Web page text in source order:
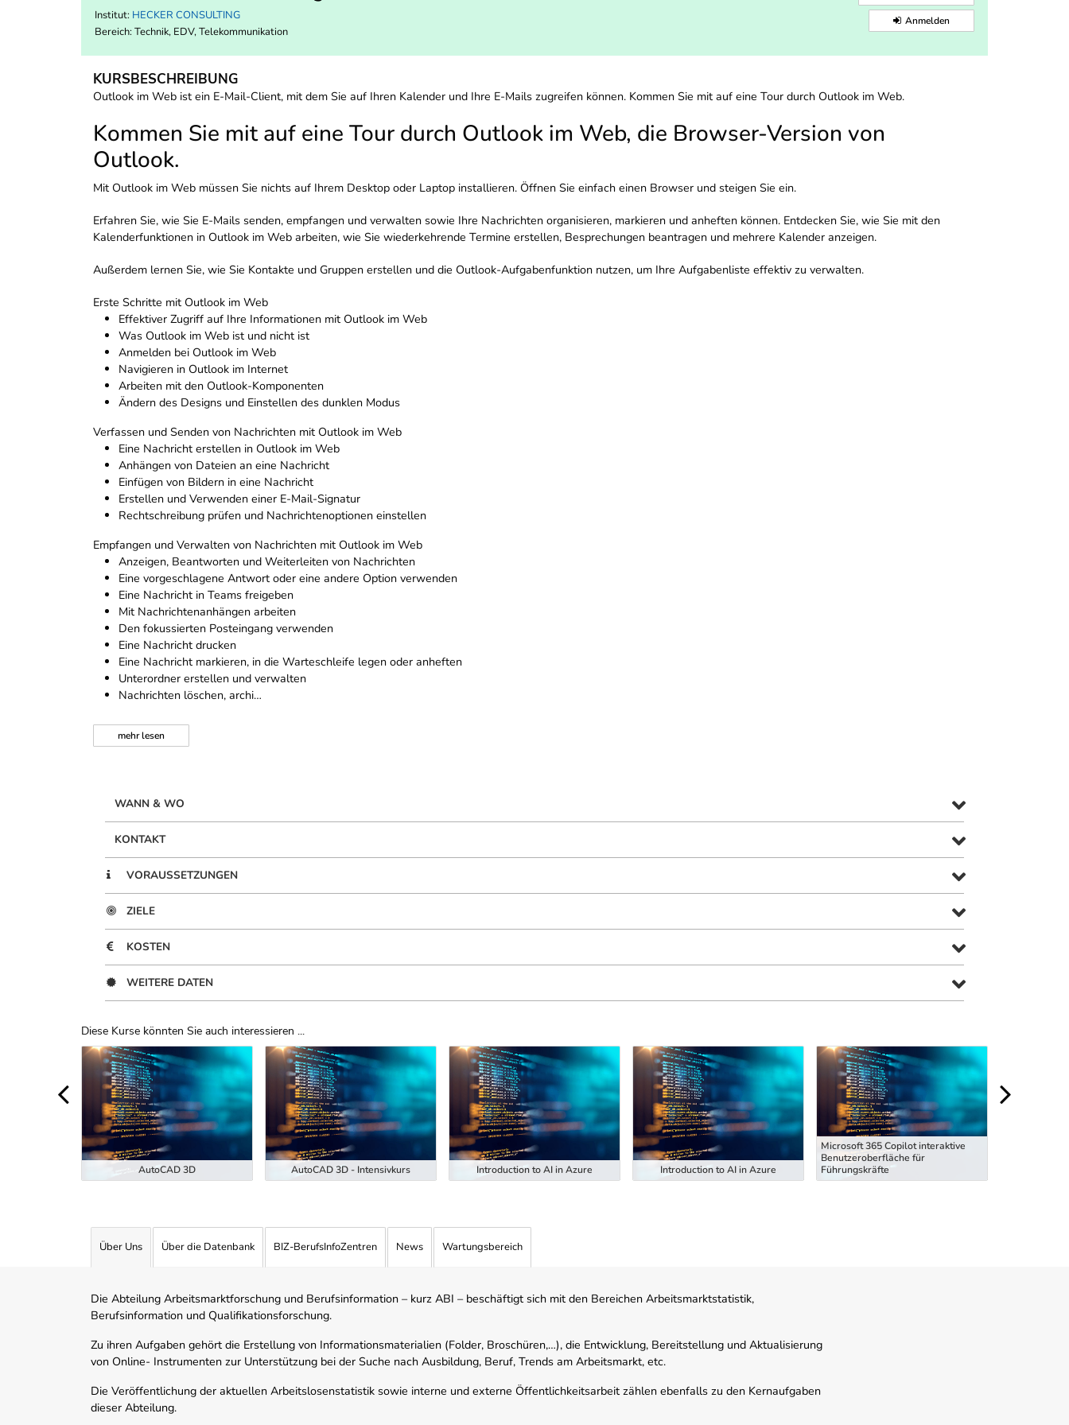
Institut: HECKER CONSULTING
Bereich: Technik, EDV, Telekommunikation
Anmelden
KURSBESCHREIBUNG
Outlook im Web ist ein E-Mail-Client, mit dem Sie auf Ihren Kalender und Ihre E-Mails zugreifen können. Kommen Sie mit auf eine Tour durch Outlook im Web.
Kommen Sie mit auf eine Tour durch Outlook im Web, die Browser-Version von
Outlook.
Mit Outlook im Web müssen Sie nichts auf Ihrem Desktop oder Laptop installieren. Öffnen Sie einfach einen Browser und steigen Sie ein.
Erfahren Sie, wie Sie E-Mails senden, empfangen und verwalten sowie Ihre Nachrichten organisieren, markieren und anheften können. Entdecken Sie, wie Sie mit den
Kalenderfunktionen in Outlook im Web arbeiten, wie Sie wiederkehrende Termine erstellen, Besprechungen beantragen und mehrere Kalender anzeigen.
Außerdem lernen Sie, wie Sie Kontakte und Gruppen erstellen und die Outlook-Aufgabenfunktion nutzen, um Ihre Aufgabenliste effektiv zu verwalten.
Erste Schritte mit Outlook im Web
Effektiver Zugriff auf Ihre Informationen mit Outlook im Web
Was Outlook im Web ist und nicht ist
Anmelden bei Outlook im Web
Navigieren in Outlook im Internet
Arbeiten mit den Outlook-Komponenten
Ändern des Designs und Einstellen des dunklen Modus
Verfassen und Senden von Nachrichten mit Outlook im Web
Eine Nachricht erstellen in Outlook im Web
Anhängen von Dateien an eine Nachricht
Einfügen von Bildern in eine Nachricht
Erstellen und Verwenden einer E-Mail-Signatur
Rechtschreibung prüfen und Nachrichtenoptionen einstellen
Empfangen und Verwalten von Nachrichten mit Outlook im Web
Anzeigen, Beantworten und Weiterleiten von Nachrichten
Eine vorgeschlagene Antwort oder eine andere Option verwenden
Eine Nachricht in Teams freigeben
Mit Nachrichtenanhängen arbeiten
Den fokussierten Posteingang verwenden
Eine Nachricht drucken
Eine Nachricht markieren, in die Warteschleife legen oder anheften
Unterordner erstellen und verwalten
Nachrichten löschen, archi…
mehrlesen
WANN & WO
KONTAKT
VORAUSSETZUNGEN
ZIELE
KOSTEN
WEITERE DATEN
Diese Kurse könnten Sie auch interessieren ...
Uber Weiterbildungsvorschläge
AutoCAD 3D AutoCAD 3D - Intensivkurs Introduction to AI in Azure Introduction to AI in Azure
Microsoft 365 Copilot interaktive
Benutzeroberfläche für
Führungskräfte
Über Uns Über die Datenbank BIZ-BerufsInfoZentren News Wartungsbereich
Die Abteilung Arbeitsmarktforschung und Berufsinformation – kurz ABI – beschäftigt sich mit den Bereichen Arbeitsmarktstatistik,
Berufsinformation und Qualifikationsforschung.
Zu ihren Aufgaben gehört die Erstellung von Informationsmaterialien (Folder, Broschüren,…), die Entwicklung, Bereitstellung und Aktualisierung
von Online- Instrumenten zur Unterstützung bei der Suche nach Ausbildung, Beruf, Trends am Arbeitsmarkt, etc.
Die Veröffentlichung der aktuellen Arbeitslosenstatistik sowie interne und externe Öffentlichkeitsarbeit zählen ebenfalls zu den Kernaufgaben
dieser Abteilung.